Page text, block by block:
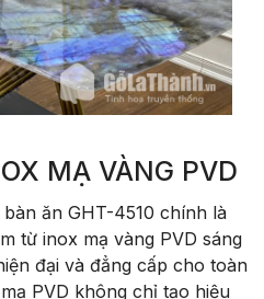
MẠ VÀNG PVD
ăn GHT-4510 chính là
từ inox mạ vàng PVD sáng
đại và đẳng cấp cho toàn
PVD không chỉ tạo hiệu